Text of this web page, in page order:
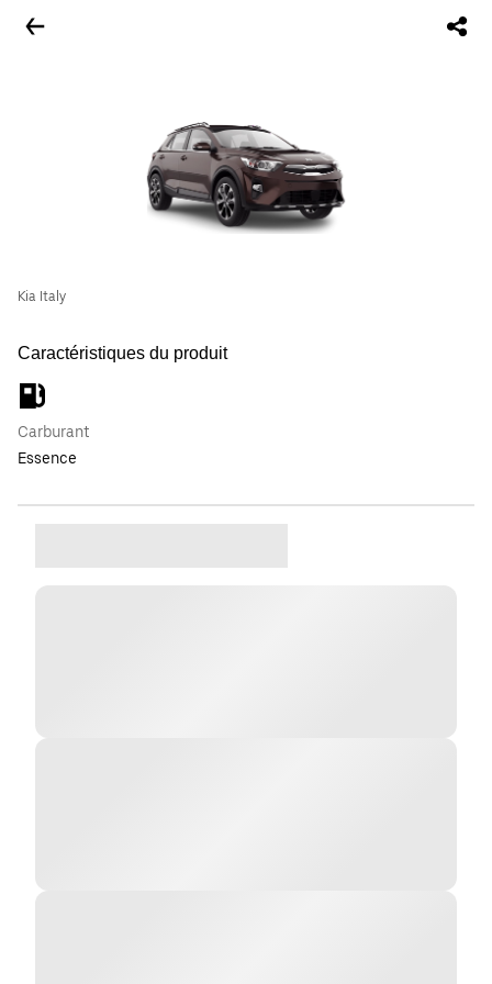
Kia Italy
Caractéristiques du produit
Carburant
Essence